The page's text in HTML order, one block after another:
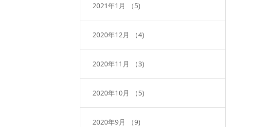
2021年1月 （5)
2020年12月 （4)
2020年11月 （3)
2020年10月 （5)
2020年9月 （9)